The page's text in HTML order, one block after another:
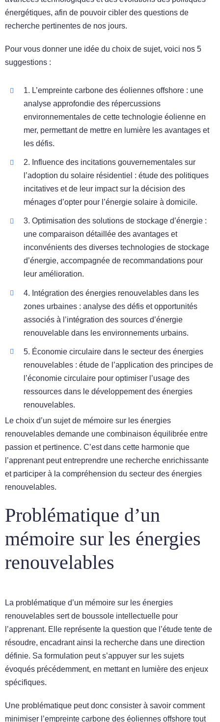
énergétiques, afin de pouvoir cibler des questions de
recherche pertinentes de nos jours.
Pour vous donner une idée du choix de sujet, voici nos 5
suggestions :
1. L’empreinte carbone des éoliennes offshore : une
analyse approfondie des répercussions
environnementales de cette technologie éolienne en
mer, permettant de mettre en lumière les avantages et
les défis.
2. Influence des incitations gouvernementales sur
l’adoption du solaire résidentiel : étude des politiques
incitatives et de leur impact sur la décision des
ménages d’opter pour l’énergie solaire à domicile.
3. Optimisation des solutions de stockage d’énergie :
une comparaison détaillée des avantages et
inconvénients des diverses technologies de stockage
d’énergie, accompagnée de recommandations pour
leur amélioration.
4. Intégration des énergies renouvelables dans les
zones urbaines : analyse des défis et opportunités
associés à l’intégration des sources d’énergie
renouvelable dans les environnements urbains.
5. Économie circulaire dans le secteur des énergies
renouvelables : étude de l’application des principes de
l’économie circulaire pour optimiser l’usage des
ressources dans le développement des énergies
renouvelables.
Le choix d’un sujet de mémoire sur les énergies
renouvelables demande une combinaison équilibrée entre
passion et pertinence. C’est dans cette harmonie que
l’apprenant peut entreprendre une recherche enrichissante
et participer à la compréhension du secteur des énergies
renouvelables.
Problématique d’un
mémoire sur les énergies
renouvelables
La problématique d’un mémoire sur les énergies
renouvelables sert de boussole intellectuelle pour
l’apprenant. Elle représente la question que l’étude tente de
résoudre, encadrant ainsi la recherche dans une direction
définie. Sa formulation peut s’appuyer sur les sujets
évoqués précédemment, en mettant en lumière des enjeux
spécifiques.
Une problématique peut donc consister à savoir comment
minimiser l’empreinte carbone des éoliennes offshore tout